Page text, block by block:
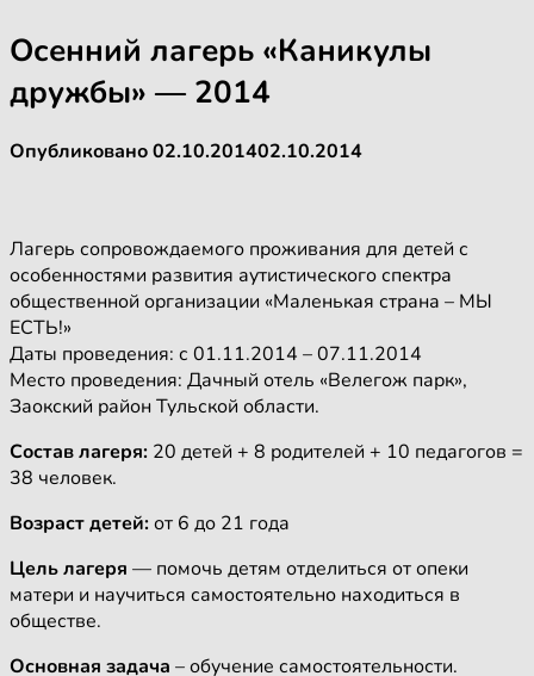
Осенний лагерь «Каникулы
дружбы» — 2014
Опубликовано02.10.201402.10.2014
Лагерь сопровождаемого проживания для детей с
особенностями развития аутистического спектра
общественной организации «Маленькая страна – МЫ
ЕСТЬ!»
Даты проведения: с 01.11.2014 – 07.11.2014
Место проведения: Дачный отель «Велегож парк»,
Заокский район Тульской области.
Состав лагеря: 20 детей + 8 родителей + 10 педагогов =
38 человек.
Возраст детей:от 6 до 21 года
Цель лагеря — помочь детям отделиться от опеки
матери и научиться самостоятельно находиться в
обществе.
Основная задача – обучение самостоятельности.